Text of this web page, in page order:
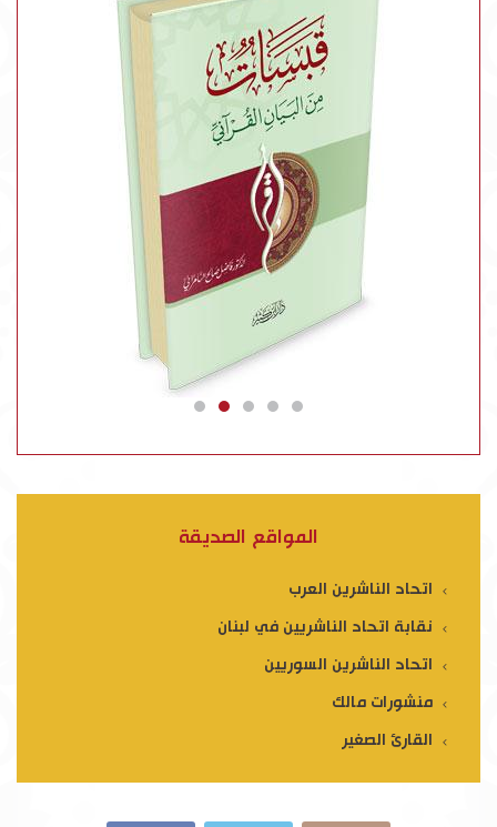
المواقع الصديقة
اتحاد الناشرين العرب
نقابة اتحاد الناشريين في لبنان
اتحاد الناشرين السوريين
منشورات مالك
القارئ الصغير